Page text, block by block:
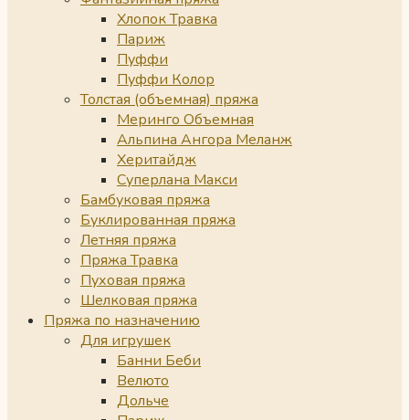
Хлопок Травка
Париж
Пуффи
Пуффи Колор
Толстая (объемная) пряжа
Меринго Объемная
Альпина Ангора Меланж
Херитайдж
Суперлана Макси
Бамбуковая пряжа
Буклированная пряжа
Летняя пряжа
Пряжа Травка
Пуховая пряжа
Шелковая пряжа
Пряжа по назначению
Для игрушек
Банни Беби
Велюто
Дольче